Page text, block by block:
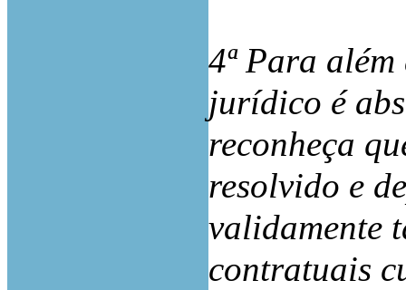
4ª Para
jurídico é
reconheça
resolvido e
validamente
contratuais